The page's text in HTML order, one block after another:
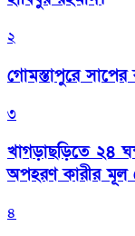
২
গোমস্তাপুরে সাপের
৩
খাগড়াছড়িতে ২৪
অপহরণ কারীর মূল
৪